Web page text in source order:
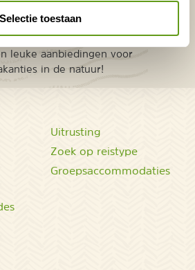
Selectie toestaan
leuke aanbiedingen voor
in de natuur!
Uitrusting
Zoek op reistype
Groepsaccommodaties